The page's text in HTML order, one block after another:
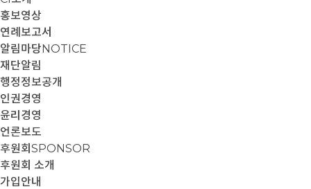
홍보영상
연례보고서
알림마당NOTICE
재단알림
행정정보공개
인권경영
윤리경영
언론보도
후원회 SPONSOR
후원회 소개
가입안내